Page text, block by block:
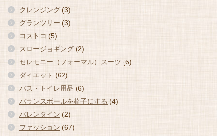
クレンジング (3)
グランツリー (3)
コストコ (5)
スロージョギング (2)
セレモニー（フォーマル）スーツ (6)
ダイエット (62)
バス・トイレ用品 (6)
バランスボールを椅子にする (4)
バレンタイン (2)
ファッション (67)